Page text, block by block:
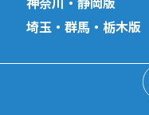
埼玉・群馬・栃木版